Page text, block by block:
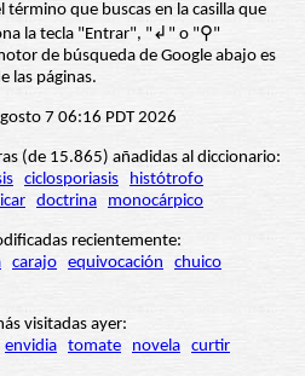
término que buscas en la casilla que
la tecla "Entrar", "↲" o "⚲"
de búsqueda de Google abajo es
las páginas.
7 06:16 PDT 2026
(de 15.865) añadidas al diccionario:
ciclosporiasis
histótrofo
doctrina monocárpico
recientemente:
carajo equivocación
chuico
visitadas ayer:
envidia tomate novela curtir